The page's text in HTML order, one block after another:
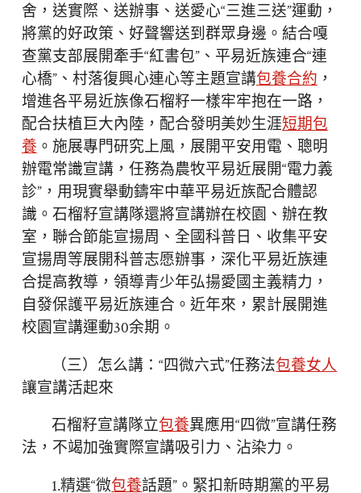
舍，送實際、送辦事、送愛心“三進三送”運動，
將黨的好政策、好聲響送到群眾身邊。結合嘎
查黨支部展開牽手“紅書包”、平易近族連合“連
心橋”、村落復興心連心等主題宣講包養合約 ，
增進各平易近族像石榴籽一樣牢牢抱在一路，
配合扶植巨大內陸，配合發明美妙生涯短期包
養 。施展專門研究上風，展開平安用電、聰明
辦電常識宣講，任務為農牧平易近展開“電力義
診”，用現實舉動鑄牢中華平易近族配合體認
識。石榴籽宣講隊還將宣講辦在校園、辦在教
室，聯合節能宣揚周、全國科普日、收集平安
宣揚周等展開科普志愿辦事，深化平易近族連
合提高教導，領導青少年弘揚愛國主義精力，
自發保護平易近族連合。近年來，累計展開進
校園宣講運動30余期。
（三）怎么講：“四微六式”任務法包養女人
讓宣講活起來
石榴籽宣講隊立包養異應用“四微”宣講任務
法，不竭加強實際宣講吸引力、沾染力。
1.精選“微包養話題”。緊扣新時期黨的平易